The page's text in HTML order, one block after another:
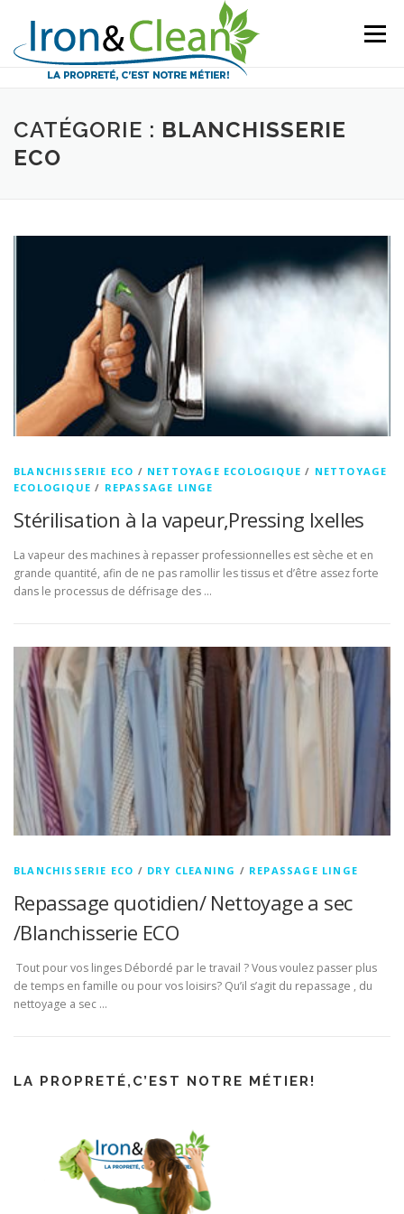
contenu
Menu
CATÉGORIE : BLANCHISSERIE
ECO
BLANCHISSERIE ECO / NETTOYAGE ECOLOGIQUE / NETTOYAGE
ECOLOGIQUE / REPASSAGE LINGE
Stérilisation à la vapeur,Pressing Ixelles
La vapeur des machines à repasser professionnelles est sèche et en
grande quantité, afin de ne pas ramollir les tissus et d’être assez forte
dans le processus de défrisage des …
BLANCHISSERIE ECO / DRY CLEANING / REPASSAGE LINGE
Repassage quotidien/ Nettoyage a sec
/Blanchisserie ECO
Tout pour vos linges Débordé par le travail ? Vous voulez passer plus
de temps en famille ou pour vos loisirs? Qu’il s’agit du repassage , du
nettoyage a sec …
LA PROPRETÉ,C’EST NOTRE MÉTIER!